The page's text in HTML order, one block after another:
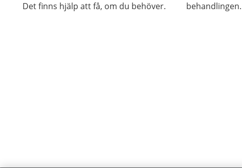
Det finns hjälp att få, om du behöver.